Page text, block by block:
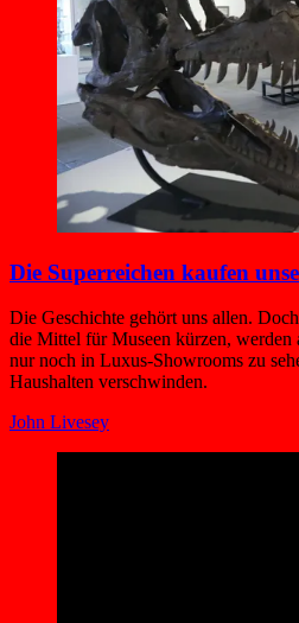
Die Superreichen kaufen
Die Geschichte gehört uns allen.
die Mittel für Museen kürzen, werden
nur noch in Luxus-Showrooms zu
Haushalten verschwinden.
John Livesey